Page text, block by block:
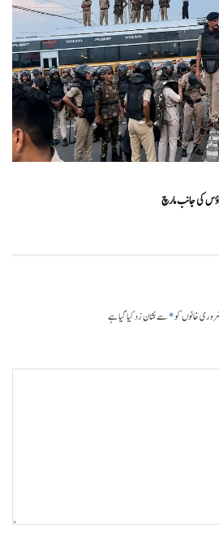
کی جانب مارچ
خانوں کو*سے نشان زد کیا گیا ہے